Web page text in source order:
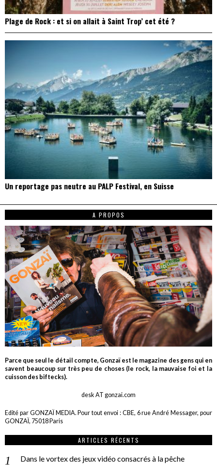
Plage de Rock : et si on allait à Saint Trop’ cet été ?
Un reportage pas neutre au PALP Festival, en Suisse
A PROPOS
Parce que seul le détail compte, Gonzaï est le magazine des gens qui en
savent beaucoup sur très peu de choses (le rock, la mauvaise foi et la
cuisson des biftecks).
desk AT gonzai.com
Edité par GONZAÏ MEDIA. Pour tout envoi : CBE, 6 rue André Messager, pour
GONZAÏ, 75018 Paris
ARTICLES RÉCENTS
Dans le vortex des jeux vidéo consacrés à la pêche